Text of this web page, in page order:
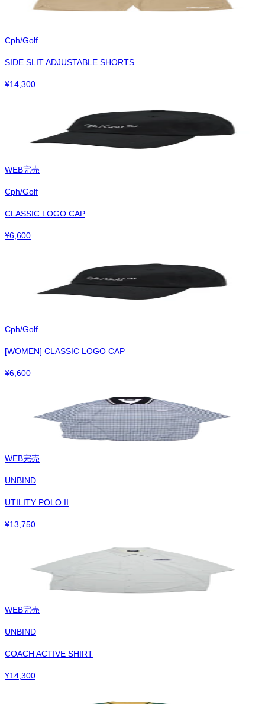
Cph/Golf
SIDE SLIT ADJUSTABLE SHORTS
¥14,300
WEB完売
Cph/Golf
CLASSIC LOGO CAP
¥6,600
Cph/Golf
[WOMEN] CLASSIC LOGO CAP
¥6,600
WEB完売
UNBIND
UTILITY POLO II
¥13,750
WEB完売
UNBIND
COACH ACTIVE SHIRT
¥14,300